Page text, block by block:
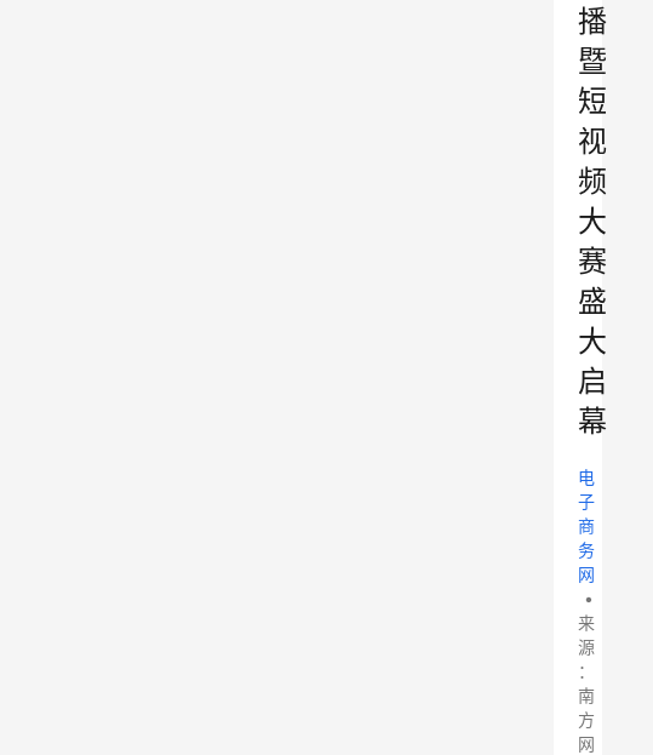
播
暨
短
视
频
大
赛
盛
大
启
幕
电
子
商
务
网
•
来
源
：
南
方
网